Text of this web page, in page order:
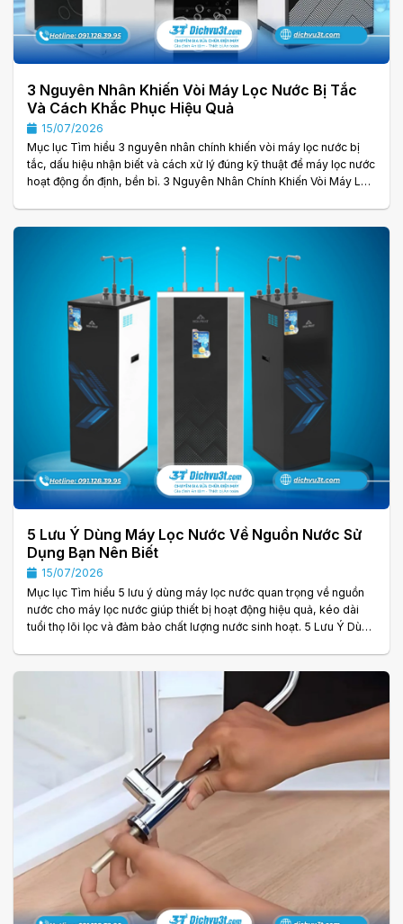
3 Nguyên Nhân Khiến Vòi Máy Lọc Nước Bị Tắc
Và Cách Khắc Phục Hiệu Quả
15/07/2026
Mục lục Tìm hiểu 3 nguyên nhân chính khiến vòi máy lọc nước bị
tắc, dấu hiệu nhận biết và cách xử lý đúng kỹ thuật để máy lọc nước
hoạt động ổn định, bền bỉ. 3 Nguyên Nhân Chính Khiến Vòi Máy Lọc
là sự cố khá phổ biến nhưng nếu không được xử lý kịp thời có thể. . .
5 Lưu Ý Dùng Máy Lọc Nước Về Nguồn Nước Sử
Dụng Bạn Nên Biết
15/07/2026
Mục lục Tìm hiểu 5 lưu ý dùng máy lọc nước quan trọng về nguồn
nước cho máy lọc nước giúp thiết bị hoạt động hiệu quả, kéo dài
tuổi thọ lõi lọc và đảm bảo chất lượng nước sinh hoạt. 5 Lưu Ý Dùng
đình nhờ khả năng cung cấp nguồn nước sạch và an toàn cho sức
khỏe. Tuy nhiên, không phải ai cũng biết rằng hiệu quả của máy